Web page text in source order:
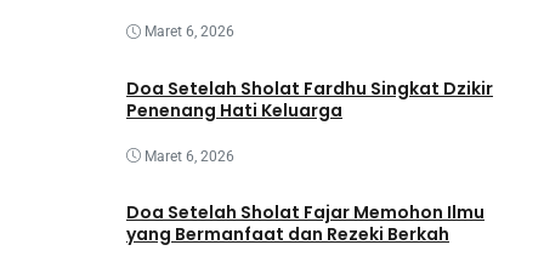
Maret 6, 2026
Doa Setelah Sholat Fardhu Singkat Dzikir
Penenang Hati Keluarga
Maret 6, 2026
Doa Setelah Sholat Fajar Memohon Ilmu
yang Bermanfaat dan Rezeki Berkah